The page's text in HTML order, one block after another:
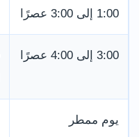
1:00 إلى 3:00 عصرًا
3:00 إلى 4:00 عصرًا
يوم ممطر